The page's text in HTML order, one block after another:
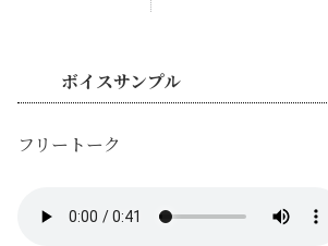
ボイスサンプル
フリートーク